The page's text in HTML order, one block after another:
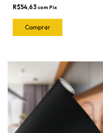
R$54,63com Pix